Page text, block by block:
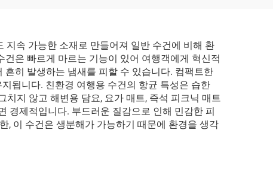
속 가능한 소재로 만들어져 일반 수건에 비해 환
은 빠르게 마르는 기능이 있어 여행객에게 혁신적
히 발생하는 냄새를 피할 수 있습니다. 컴팩트한
됩니다. 친환경 여행용 수건의 항균 특성은 습한
지 않고 해변용 담요, 요가 매트, 즉석 피크닉 매트
경제적입니다. 부드러운 질감으로 인해 민감한 피
, 이 수건은 생분해가 가능하기 때문에 환경을 생각